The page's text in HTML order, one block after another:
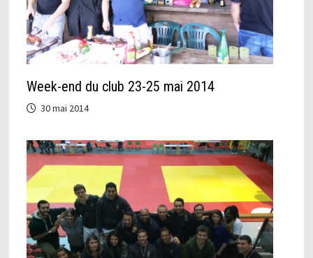
Week-end du club 23-25 mai 2014
30 mai 2014